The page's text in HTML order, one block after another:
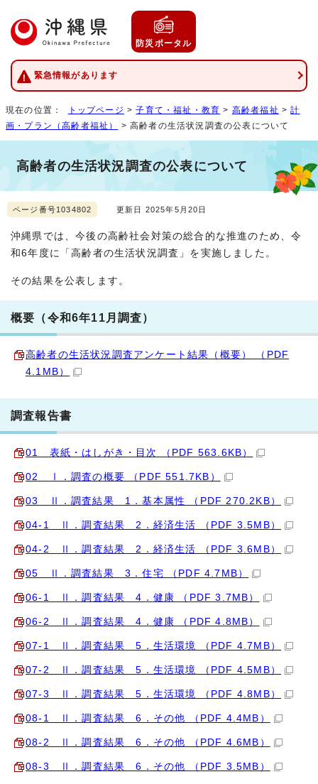
防災ポータル
緊急情報があります
現在の位置： トップページ >子育て・福祉・教育 > 高齢者福祉 >計
画・プラン（高齢者福祉）
> 高齢者の生活状況調査の公表について
高齢者の生活状況調査の公表について
ページ番号1034802 更新日 2025年5月20日
沖縄県では、今後の高齢社会対策の総合的な推進のため、令
和6年度に「高齢者の生活状況調査」を実施しました。
その結果を公表します。
概要（令和6年11月調査）
高齢者の生活状況調査アンケート結果（概要） （PDF
4.1MB）
調査報告書
01 表紙・はしがき・目次 （PDF 563.6KB）
02 Ⅰ．調査の概要 （PDF 551.7KB）
03 Ⅱ．調査結果 1．基本属性 （PDF 270.2KB）
04‐1 Ⅱ．調査結果 2．経済生活 （PDF 3.5MB）
04‐2 Ⅱ．調査結果 2．経済生活 （PDF 3.6MB）
05 Ⅱ．調査結果 3．住宅 （PDF 4.7MB）
06‐1 Ⅱ．調査結果 4．健康 （PDF 3.7MB）
06‐2 Ⅱ．調査結果 4．健康 （PDF 4.8MB）
07‐1 Ⅱ．調査結果 5．生活環境 （PDF 4.7MB）
07‐2 Ⅱ．調査結果 5．生活環境 （PDF 4.5MB）
07‐3 Ⅱ．調査結果 5．生活環境 （PDF 4.8MB）
08‐1 Ⅱ．調査結果 6．その他 （PDF 4.4MB）
08‐2 Ⅱ．調査結果 6．その他 （PDF 4.6MB）
08‐3 Ⅱ．調査結果 6．その他 （PDF 3.5MB）